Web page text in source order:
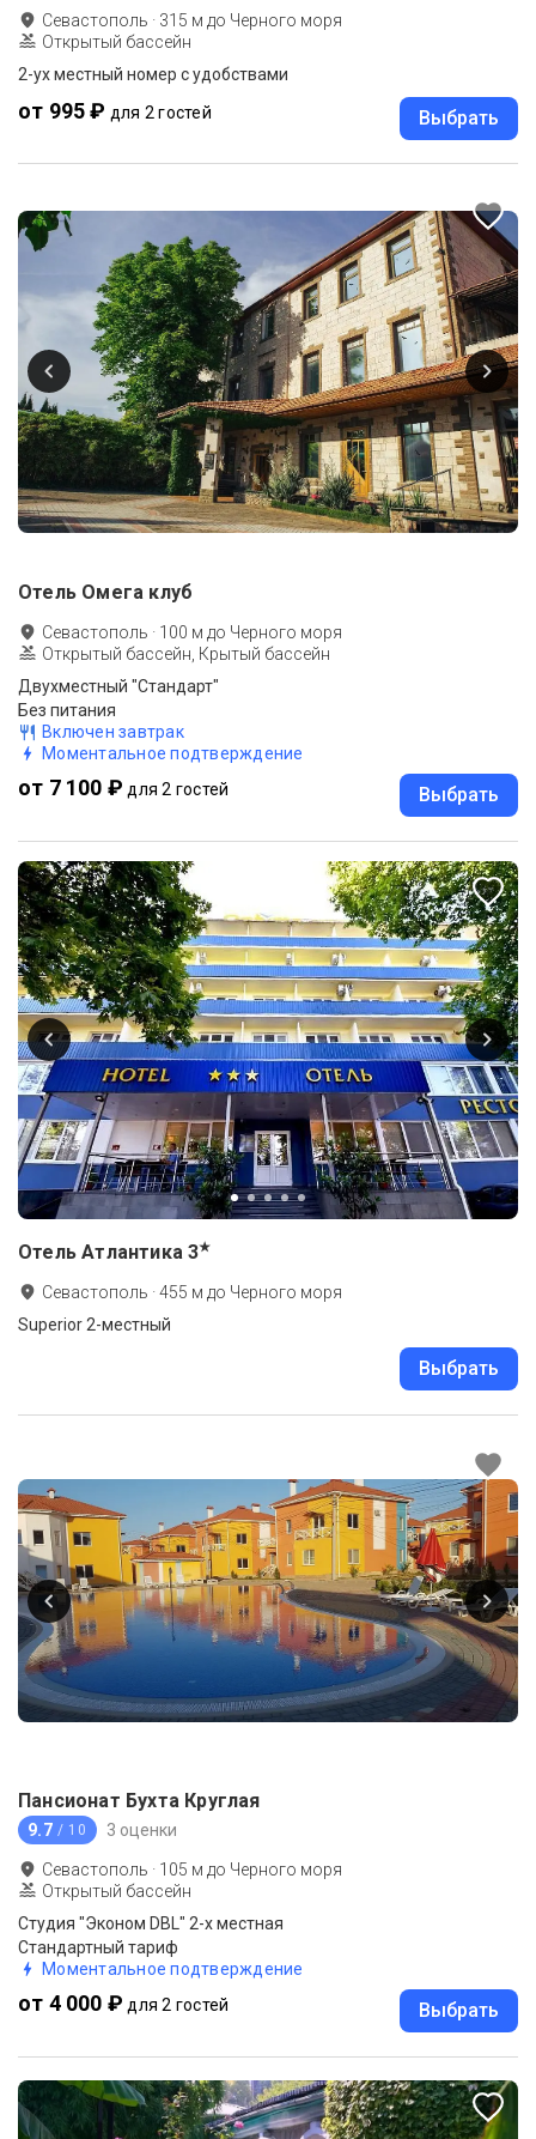
Севастополь · 315 м до Черного моря
Открытый бассейн
2-ух местный номер с удобствами
от 995 ₽ для 2 гостей Выбрать
Отель Омега клуб
Севастополь · 100 м до Черного моря
Открытый бассейн, Крытый бассейн
Двухместный "Стандарт"
Без питания
Включен завтрак
Моментальное подтверждение
от 7 100 ₽ для 2 гостей Выбрать
Отель Атлантика 3★
Севастополь ·455 м до Черного моря
Superior 2-местный
Выбрать
Пансионат Бухта Круглая
9.7 / 10 3 оценки
Севастополь · 105 м до Черного моря
Открытый бассейн
Студия "Эконом DBL" 2-х местная
Стандартный тариф
Моментальное подтверждение
от 4 000 ₽ для 2 гостей Выбрать